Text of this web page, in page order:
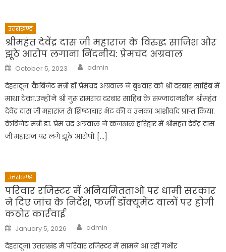
उत्तराखण्ड
श्रीमहंत देवेंद्र दास जी महाराज के विरुद्ध साजिश और
झूठे आरोप लगाना निंदनीय: प्रेमचंद अग्रवाल
Posted
on
October 5, 2023 Author
admin
देहरादून: कैबिनेट मंत्री डॉ प्रेमचंद अग्रवाल ने बुधवार को श्री दरबार साहिब में
माथा टेका.उन्होंने श्री गुरू रामराय दरबार साहिब के सज्जादानशीन श्रीमहंत
देवेंद्र दास जी महाराज से शिष्टाचार भेंट की व उनका आशीर्वाद प्राप्त किया.
केबिनेट मंत्री डा. प्रेम चंद अग्रवाल ने कनखल हरिद्वार में श्रीमहंत देवेंद्र दास
जी महाराज पर लगे झूठे आरोपों […]
उत्तराखण्ड
परिवार रजिस्टर में अनियमितताओं पर धामी सरकार
ने दिए जांच के निर्देश, फर्जी डॉक्यूमेंट वालों पर होगी
कठोर कार्रवाई
Posted
on
January 5, 2026 Author
admin
देहरादून। उत्तराखंड में परिवार रजिस्टर में सामने आ रही गंभीर